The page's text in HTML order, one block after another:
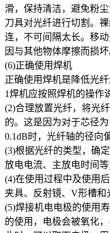
滑，保持清洁，避免粉
刀具对光纤进行切割。
连，不可间隔太长。移
因与其他物体摩擦而损坏
(6)正确使用焊机
正确使用焊机是降低光
1焊机应按照焊机的操作
(2)合理放置光纤，将光
的。这是因为对于芯径
0.1dB时，光纤轴的径向
(3)根据光纤的类型，确
放电电流、主放电时间等
(4)在使用过程中及使用
夹具、反射镜、V形槽和
(5)焊接机电电极的使用
的使用，电极会被氧化